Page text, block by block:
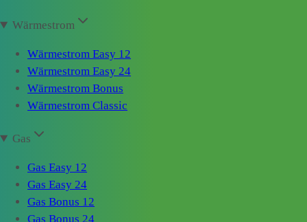
Wärmestrom
Wärmestrom Easy 12
Wärmestrom Easy 24
Wärmestrom Bonus
Wärmestrom Classic
Gas
Gas Easy 12
Gas Easy 24
Gas Bonus 12
Gas Bonus 24